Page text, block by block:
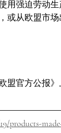
用强迫劳动
或从欧盟市
盟官方公报
products-